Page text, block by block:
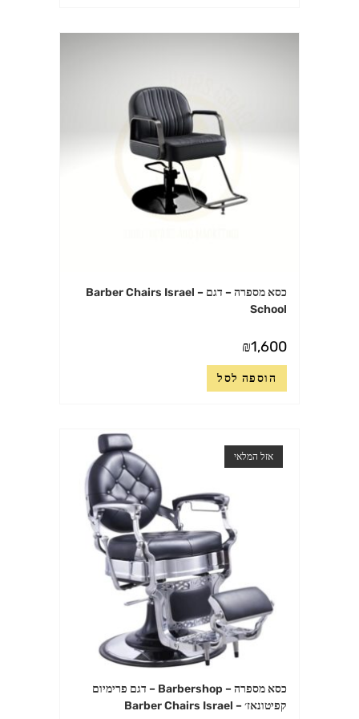
כסא מספרה – דגם Barber Chairs Israel –
School
₪1,600
הוספה לסל
אזל המלאי
כסא מספרה – Barbershop – דגם פרימיום
קפיטונאז׳ – Barber Chairs Israel